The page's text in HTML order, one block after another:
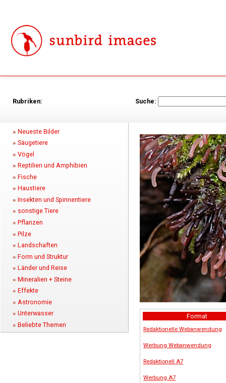
Rubriken: Suche:
Neueste Bilder
Säugetiere
Vögel
Reptilien und Amphibien
Fische
Haustiere
Insekten und Spinnentiere
sonstige Tiere
Pflanzen
Pilze
Landschaften
Form und Struktur
Länder und Reise
Mineralien + Steine
Effekte
Astronomie
Unterwasser
Beliebte Themen
Format
Redaktionelle Webanwendung
Werbung Webanwendung
Redaktionell A7
Werbung A7